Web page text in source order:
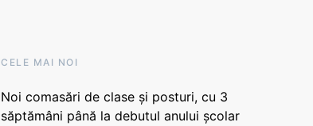
CELE MAI NOI
Noi comasări de clase și posturi, cu 3
săptămâni până la debutul anului școlar